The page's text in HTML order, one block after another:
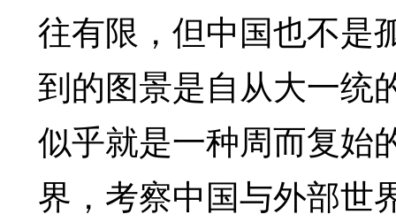
往有限，但中国也不是
到的图景是自从大一统
似乎就是一种周而复始
界，考察中国与外部世